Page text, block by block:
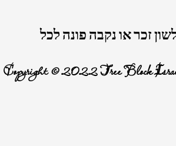
זכר או נקבה פונה לכל
Copyright © 2022 Tree Block